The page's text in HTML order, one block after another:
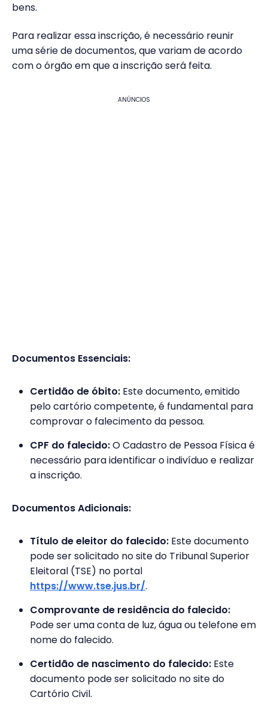
bens.
Para realizar essa inscrição, é necessário reunir
uma série de documentos, que variam de acordo
com o órgão em que a inscrição será feita.
ANÚNCIOS
Documentos Essenciais:
Certidão de óbito: Este documento, emitido
pelo cartório competente, é fundamental para
comprovar o falecimento da pessoa.
CPF do falecido:O Cadastro de Pessoa Física é
necessário para identificar o indivíduo e realizar
a inscrição.
Documentos Adicionais:
Título de eleitor do falecido: Este documento
pode ser solicitado no site do Tribunal Superior
Eleitoral (TSE) no portal
https://www.tse.jus.br/.
Comprovante de residência do falecido:
Pode ser uma conta de luz, água ou telefone em
nome do falecido.
Certidão de nascimento do falecido: Este
documento pode ser solicitado no site do
Cartório Civil.